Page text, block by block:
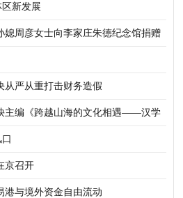
区新发展
周彦女士向李家庄朱德纪念馆捐赠
从严从重打击财务造假
主编《跨越山海的文化相遇——汉学
京召开
港与境外资金自由流动